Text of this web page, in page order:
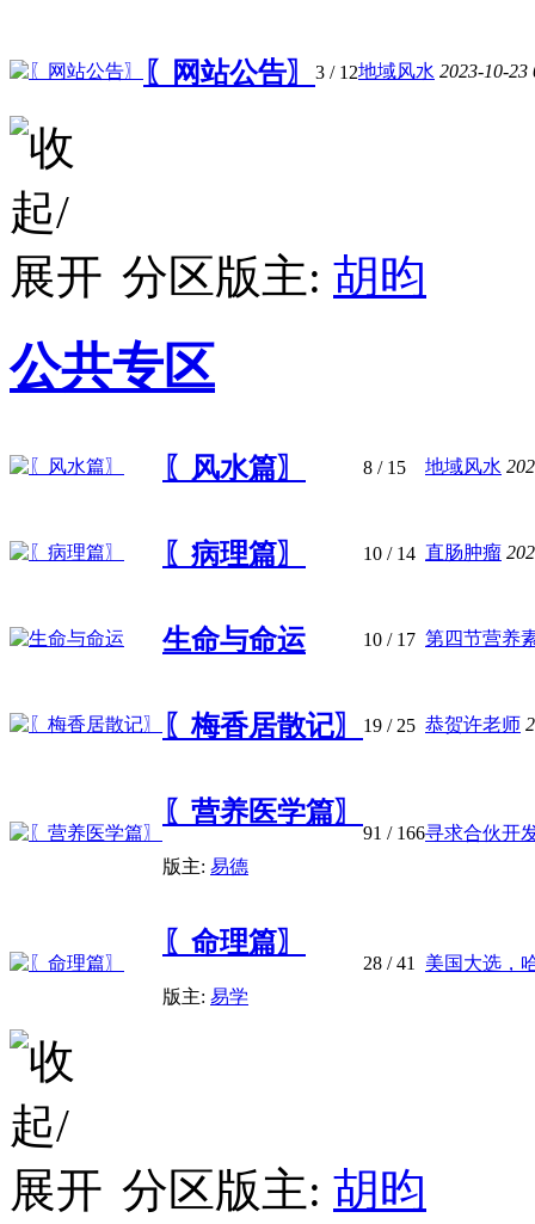
〖网站公告〗 3 / 12地域风水 2023-10-
分区版主: 胡昀
公共专区
〖风水篇〗 8 / 15 地域风水
〖病理篇〗 10 / 14 直肠肿瘤
生命与命运 10 / 17 第四节营养
〖梅香居散记〗 19 / 25 恭贺许老师
〖营养医学篇〗
版主: 易德
91 / 166寻求合伙开
〖命理篇〗
版主: 易学
28 / 41 美国大选，
分区版主: 胡昀